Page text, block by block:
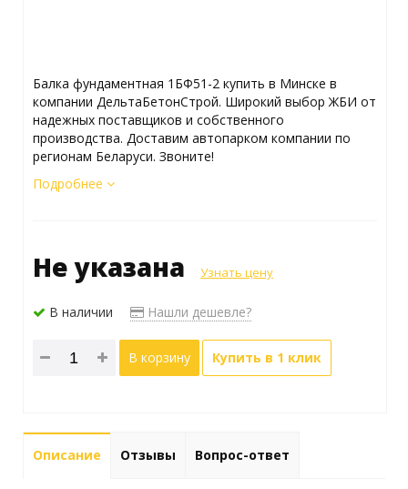
Балка фундаментная 1БФ51-2 купить в Минске в
компании ДельтаБетонСтрой. Широкий выбор ЖБИ от
надежных поставщиков и собственного
производства. Доставим автопарком компании по
регионам Беларуси. Звоните!
Подробнее
Не указана Узнать цену
В наличии Нашли дешевле?
В корзину Купить в 1 клик
Описание Отзывы Вопрос-ответ